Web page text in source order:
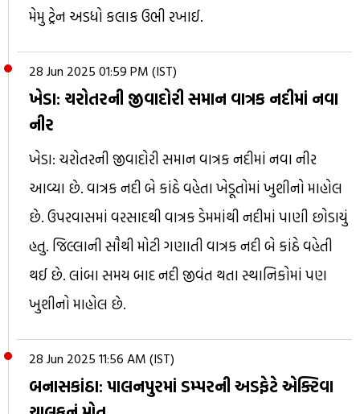
મેમુ ટ્રેન અડધો કલાક ઉભી રખાઈ.
28 Jun 2025 01:59 PM (IST)
ખેડા: ચરોતરની જીવાદોરી સમાન વાત્રક નદીમાં નવા
નીર
ખેડા: ચરોતરની જીવાદોરી સમાન વાત્રક નદીમાં નવા નીર
આવ્યા છે. વાત્રક નદી બે કાંઠે વહેતા ખેડૂતોમાં ખુશીનો માહોલ
છે. ઉપરવાસમાં વરસાદથી વાત્રક ડેમમાંથી નદીમાં પાણી છોડાયું
હતુ. જિલ્લાની સૌથી મોટી ગણાતી વાત્રક નદી બે કાંઠે વહેતી
થઈ છે. લાંબા સમય બાદ નદી જીવંત થતા સ્થાનિકોમાં પણ
ખુશીનો માહોલ છે.
28 Jun 2025 11:56 AM (IST)
બનાસકાંઠા: પાલનપુરમાં ડમ્પરની અડફેટે એક્ટિવા